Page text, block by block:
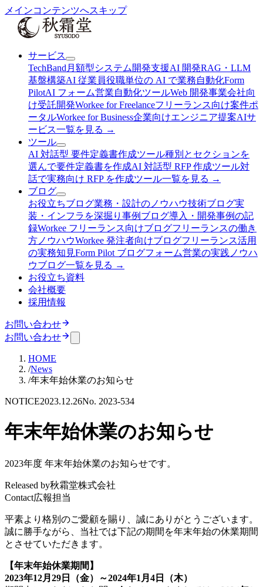
メインコンテンツへスキップ
サービス
TechBand 月額型システム開発支援AI 開発RAG・LLM
基盤構築AI 従業員役職単位の AI で業務自動化Form
PilotAI フォーム営業自動化ツールWeb 開発事業会社向
け受託開発Workee for Freelanceフリーランス向け案件ポ
ータルWorkee for Business企業向けエンジニア提案AIサ
ービス一覧を見る →
ツール
AI 対話型 要件定義書作成ツール種別とセクションを
選んで要件定義書を作成AI 対話型 RFP 作成ツール対
話で実務向け RFP を作成ツール一覧を見る →
ブログ
お役立ちブログ業務・設計のノウハウ技術ブログ実
装・インフラを深掘り 事例ブログ導入・開発事例の記
録Workee フリーランス向けブログフリーランスの働き
方ノウハウWorkee 発注者向けブログフリーランス活用
の実務知見Form Pilot ブログフォーム営業の実践ノウハ
ウブログ一覧を見る →
お役立ち資料
会社概要
採用情報
お問い合わせ
お問い合わせ
HOME
/News
/年末年始休業のお知らせ
NOTICE2023.12.26No. 2023-534
年末年始休業のお知らせ
2023年度 年末年始休業のお知らせです。
Released by秋霜堂株式会社
Contact広報担当
平素より格別のご愛顧を賜り、誠にありがとうございます。
誠に勝手ながら、当社では下記の期間を年末年始の休業期間
とさせていただきます。
【年末年始休業期間】
2023年12月29日（金）～2024年1月4日（木）